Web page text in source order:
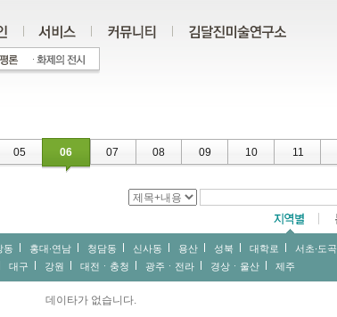
05 06 07 08 09 10 11
동 홍대∙연남 청담동 신사동 용산 성북 대학로 서초∙도곡
대구 강원 대전ㆍ충청 광주ㆍ전라 경상ㆍ울산 제주
데이타가 없습니다.